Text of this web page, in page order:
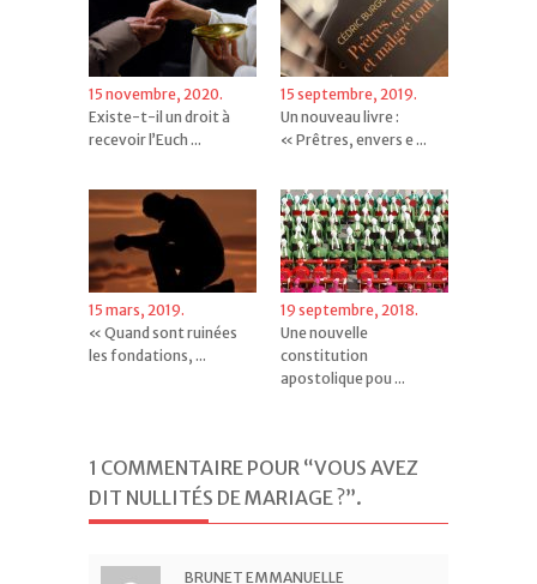
15 novembre, 2020.
Existe-t-il un droit à
recevoir l’Euch ...
15 septembre, 2019.
Un nouveau livre :
« Prêtres, envers e ...
15 mars, 2019.
« Quand sont ruinées
les fondations, ...
19 septembre, 2018.
Une nouvelle
constitution
apostolique pou ...
1 COMMENTAIRE POUR “VOUS AVEZ
DIT NULLITÉS DE MARIAGE ?”.
BRUNET EMMANUELLE